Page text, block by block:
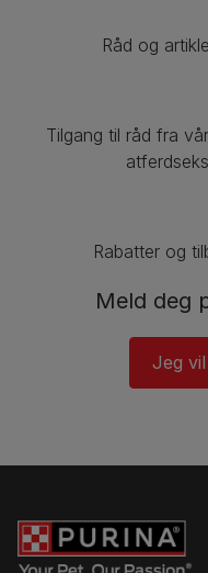
Råd og
Tilgang til råd fra
Rabatter og
Meld deg
Jeg